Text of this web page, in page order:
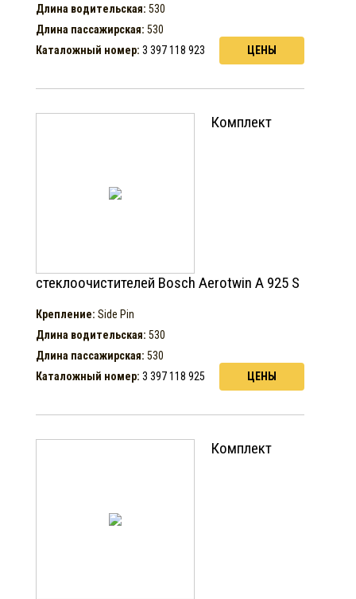
Длина водительская: 530
Длина пассажирская: 530
Каталожный номер: 3 397 118 923 ЦЕНЫ
Комплект
стеклоочистителей Bosch Aerotwin A 925 S
Крепление: Side Pin
Длина водительская: 530
Длина пассажирская: 530
Каталожный номер: 3 397 118 925 ЦЕНЫ
Комплект